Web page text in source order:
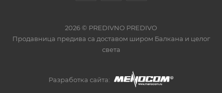
2026 © PREDIVNO PREDIVO
Продавница предива са доставом широм Балкана и целог
света
Разработка сайта: